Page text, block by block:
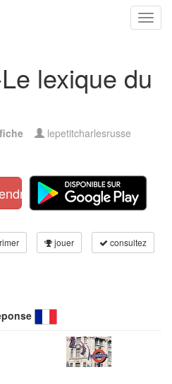
lexique du
lepetitcharlesrusse
jouer consultez